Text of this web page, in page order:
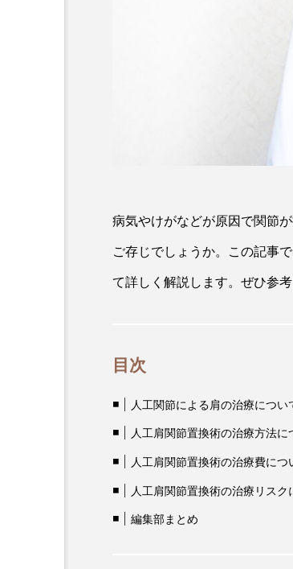
病気やけがなどが原因で関節
ご存じでしょうか。この記事
て詳しく解説します。ぜひ参考
目次
人工関節による肩の治療につい
人工肩関節置換術の治療方法に
人工肩関節置換術の治療費につ
人工肩関節置換術の治療リスク
編集部まとめ